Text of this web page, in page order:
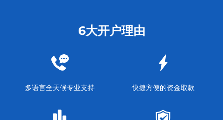
6大开户理由
多语言全天候专业支持 快捷方便的资金取款